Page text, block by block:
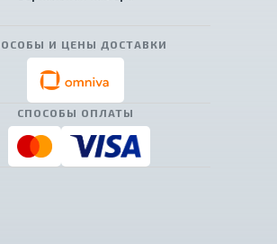
И ЦЕНЫ ДОСТАВКИ
СПОСОБЫ ОПЛАТЫ